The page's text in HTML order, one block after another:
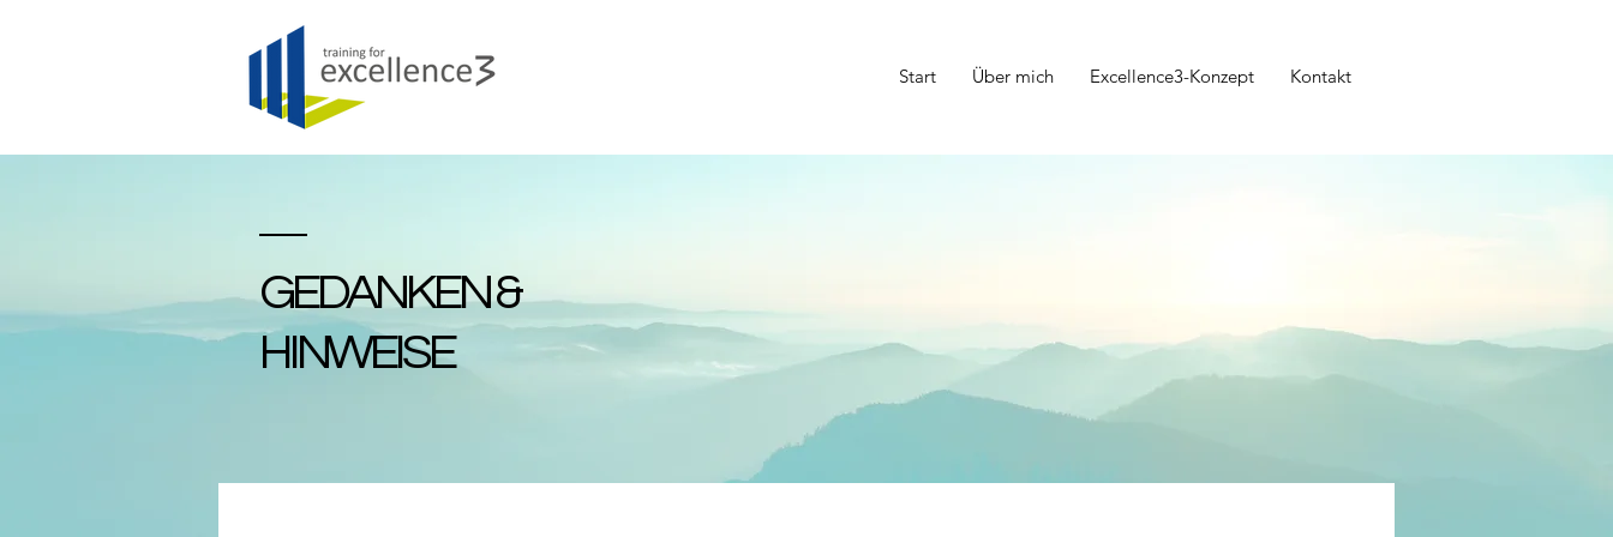
Start Über mich Excellence3-Konzept Kontakt
GEDANKEN &
HINWEISE